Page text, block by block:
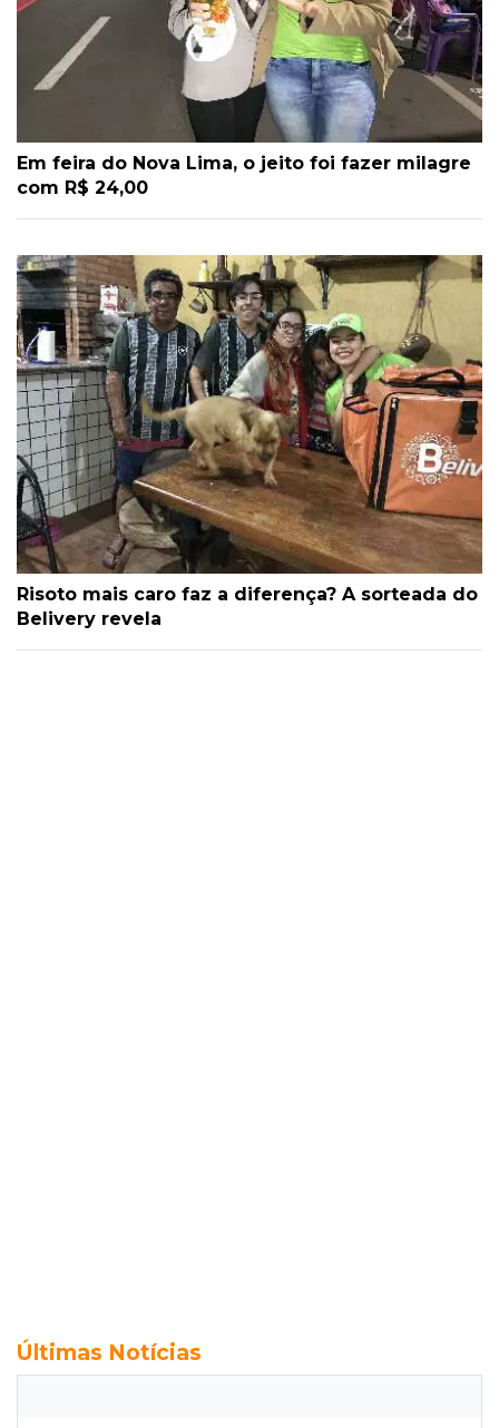
Em feira do Nova Lima, o jeito foi fazer milagre
com R$ 24,00
Risoto mais caro faz a diferença? A sorteada do
Belivery revela
Últimas Notícias